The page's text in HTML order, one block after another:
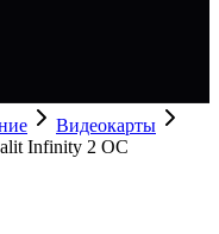
Видеокарты
Infinity 2 OC